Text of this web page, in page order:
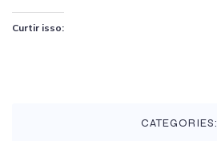
Curtir isso:
CATEGORIES: